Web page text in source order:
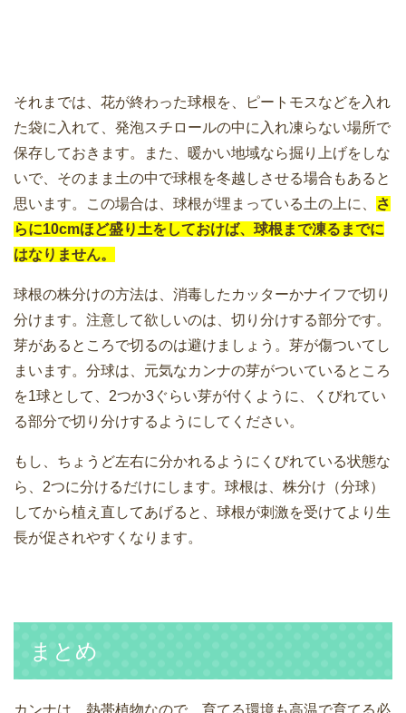
それまでは、花が終わった球根を、ピートモスなどを入れ
た袋に入れて、発泡スチロールの中に入れ凍らない場所で
保存しておきます。また、暖かい地域なら掘り上げをしな
いで、そのまま土の中で球根を冬越しさせる場合もあると
思います。この場合は、球根が埋まっている土の上に、
さ
らに10cmほど盛り土をしておけば、球根まで凍るまでに
はなりません。
球根の株分けの方法は、消毒したカッターかナイフで切り
分けます。注意して欲しいのは、切り分けする部分です。
芽があるところで切るのは避けましょう。芽が傷ついてし
まいます。分球は、元気なカンナの芽がついているところ
を1球として、2つか3ぐらい芽が付くように、くびれてい
る部分で切り分けするようにしてください。
もし、ちょうど左右に分かれるようにくびれている状態な
ら、2つに分けるだけにします。球根は、株分け（分球）
してから植え直してあげると、球根が刺激を受けてより生
長が促されやすくなります。
まとめ